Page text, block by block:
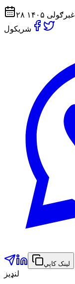
۲۸ غبرګولی ۱۴۰۵
شریکول
لینک کاپي
لنډیز